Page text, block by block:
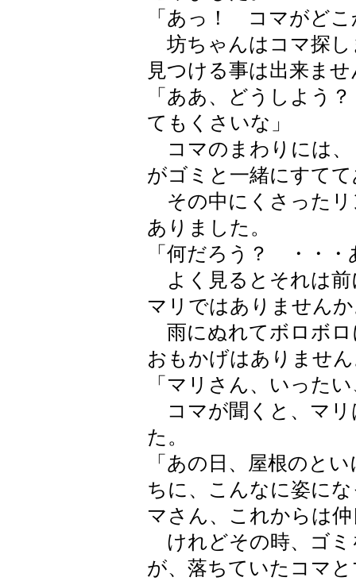
「あっ！ コマがど
坊ちゃんはコマ探し
見つける事は出来ま
「ああ、どうしよう
てもくさいな」
コマのまわりには、
がゴミと一緒にすて
その中にくさったリ
ありました。
「何だろう？ ・・・
よく見るとそれは前
マリではありません
雨にぬれてボロボロ
おもかげはありませ
「マリさん、いった
コマが聞くと、マリ
た。
「あの日、屋根のと
ちに、こんなに姿に
マさん、これからは
けれどその時、ゴミ
が、落ちていたコマ